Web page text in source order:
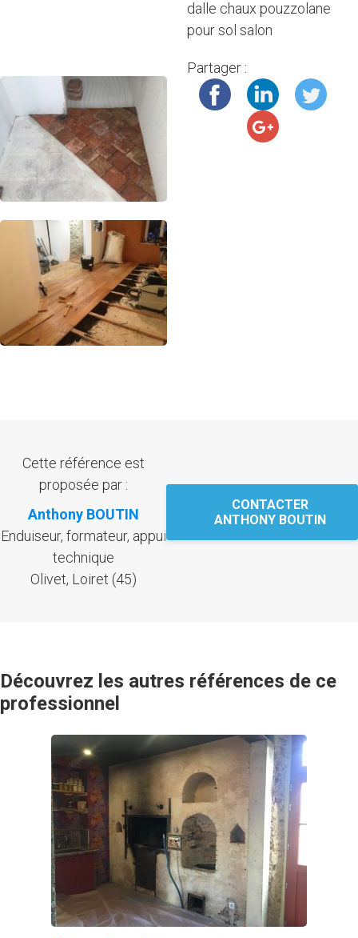
dalle chaux pouzzolane
pour sol salon
Partager :
Cette référence est
proposée par :
Anthony BOUTIN
Enduiseur, formateur, appui
technique
Olivet, Loiret (45)
CONTACTER
ANTHONY BOUTIN
Découvrez les autres références de ce
professionnel